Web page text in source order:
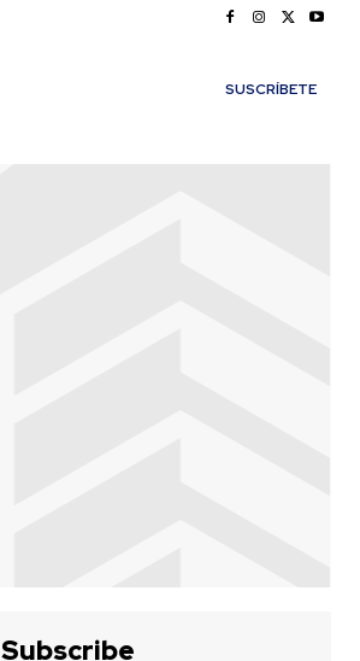
SUSCRÍBETE
Subscribe